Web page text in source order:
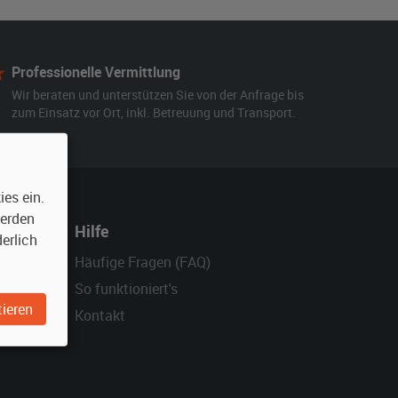
Professionelle Vermittlung
Wir beraten und unterstützen Sie von der Anfrage bis
zum Einsatz vor Ort, inkl. Betreuung und Transport.
Hilfe
Häufige Fragen (FAQ)
So funktioniert's
Kontakt
ein.